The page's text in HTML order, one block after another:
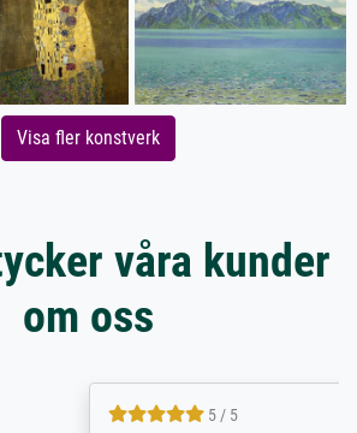
Visa fler konstverk
våra kunder
om oss